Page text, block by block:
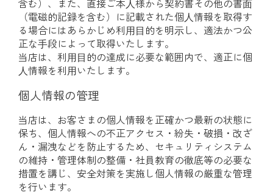
含む）、また、直接ご本⼈様から契約書その他の書⾯
（電磁的記録を含む）に記載された個⼈情報を取得す
る場合にはあらかじめ利⽤⽬的を明⽰し、適法かつ公
正な⼿段によって取得いたします。
当店は、利⽤⽬的の達成に必要な範囲内で、適正に個
⼈情報を利⽤いたします。
個人情報の管理
当店は、お客さまの個人情報を正確かつ最新の状態に
保ち、個人情報への不正アクセス・紛失・破損・改ざ
ん・漏洩などを防止するため、セキュリティシステム
の維持・管理体制の整備・社員教育の徹底等の必要な
措置を講じ、安全対策を実施し個人情報の厳重な管理
を行います。